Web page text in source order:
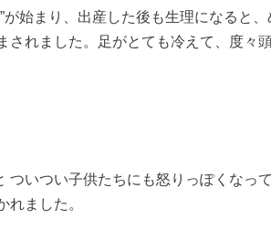
が始まり、出産した後も生理になると
されました。足がとても冷えて、度々
ついつい子供たちにも怒りっぽくなっ
れました。